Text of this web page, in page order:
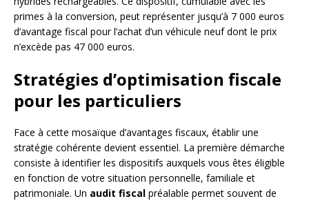
primes à la conversion, peut représenter jusqu’à 7 000 euros
d’avantage fiscal pour l’achat d’un véhicule neuf dont le prix
n’excède pas 47 000 euros.
Stratégies d’optimisation fiscale
pour les particuliers
Face à cette mosaïque d’avantages fiscaux, établir une
stratégie cohérente devient essentiel. La première démarche
consiste à identifier les dispositifs auxquels vous êtes éligible
en fonction de votre situation personnelle, familiale et
patrimoniale. Un audit fiscal préalable permet souvent de